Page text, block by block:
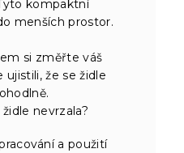
kompaktní
menších prostor.
si změřte váš
ujistili, že se židle
nevrzala?
a použití